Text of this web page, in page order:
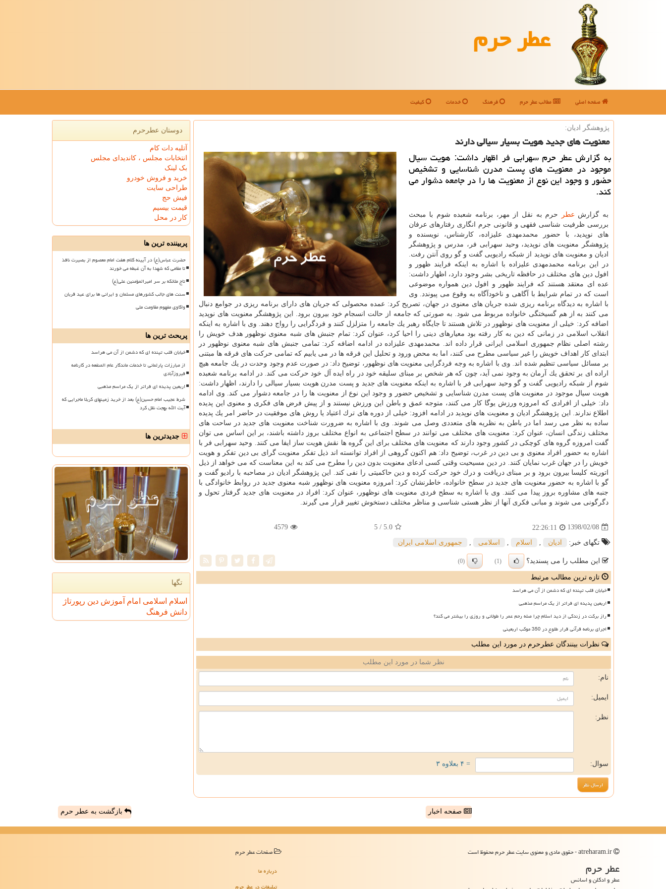
عطر حرم
صفحه اصلی مطالب عطر حرم فرهنگ خدمات کیفیت
پژوهشگر ادیان:
معنویت های جدید هویت بسیار سیالی دارند
به گزارش عطر حرم سهرابی فر اظهار داشت: هویت سیال
موجود در معنویت های پست مدرن شناسایی و تشخیص
حضور و وجود این نوع از معنویت ها را در جامعه دشوار می
كند.
به گزارش عطر
حرم به نقل از مهر، برنامه شعبده شوم با مبحث
بررسی ظرفیت شناسی فقهی و قانونی جرم انگاری رفتارهای عرفان
های نوپدید، با حضور محمدمهدی علیزاده، كارشناس، نویسنده و
پژوهشگر معنویت های نوپدید، وحید سهرابی فر، مدرس و پژوهشگر
ادیان و معنویت های نوپدید از شبكه رادیویی گفت و گو روی آنتن رفت.
در این برنامه محمدمهدی علیزاده با اشاره به اینكه فرایند ظهور و
افول دین های مختلف در حافظه تاریخی بشر وجود دارد، اظهار داشت:
عده ای معتقد هستند كه فرایند ظهور و افول دین همواره موضوعی
است كه در تمام شرایط با آگاهی و ناخودآگاه به وقوع می پیوندد. وی
با اشاره به دیدگاه برنامه ریزی شده جریان های معنوی در جهان، تصریح كرد: عمده محصولی كه جریان های دارای برنامه ریزی در جوامع دنبال
می كنند به از هم گسیختگی خانواده مربوط می شود. به صورتی كه جامعه از حالت انسجام خود بیرون برود. این پژوهشگر معنویت های نوپدید
اضافه كرد: خیلی از معنویت های نوظهور در تلاش هستند تا جایگاه رهبر یك جامعه را متزلزل كنند و فردگرایی را رواج دهند. وی با اشاره به اینكه
انقلاب اسلامی در زمانی كه دین به كار رفته بود معیارهای دینی را احیا كرد، عنوان كرد: تمام جنبش های شبه معنوی نوظهور هدف خویش را
رشته اصلی نظام جمهوری اسلامی ایرانی قرار داده اند. محمدمهدی علیزاده در ادامه اضافه كرد: تمامی جنبش های شبه معنوی نوظهور در
ابتدای كار اهداف خویش را غیر سیاسی مطرح می كنند، اما به محض ورود و تحلیل این فرقه ها در می یابیم كه تمامی حركت های فرقه ها مبتنی
بر مسائل سیاسی تنظیم شده اند. وی با اشاره به وجه فردگرایی معنویت های نوظهور، توضیح داد: در صورت عدم وجود وحدت در یك جامعه هیچ
اراده ای بر تحقق یك آرمان به وجود نمی آید، چون كه هر شخص بر مبنای سلیقه خود در راه ایده آل خود حركت می كند. در ادامه برنامه شعبده
شوم از شبكه رادیویی گفت و گو وحید سهرابی فر با اشاره به اینكه معنویت های جدید و پست مدرن هویت بسیار سیالی را دارند، اظهار داشت:
هویت سیال موجود در معنویت های پست مدرن شناسایی و تشخیص حضور و وجود این نوع از معنویت ها را در جامعه دشوار می كند. وی ادامه
داد: خیلی از افرادی كه امروزه ورزش یوگا كار می كنند، متوجه عمق و باطن این ورزش نیستند و از پیش فرض های فكری و معنوی این پدیده
اطلاع ندارند. این پژوهشگر ادیان و معنویت های نوپدید در ادامه افزود: خیلی از دوره های ترك اعتیاد یا روش های موفقیت در حاضر امر یك پدیده
ساده به نظر می رسد اما در باطن به نظریه های متعددی وصل می شوند. وی با اشاره به ضرورت شناخت معنویت های جدید در ساحت های
مختلف زندگی انسان، عنوان كرد: معنویت های مختلف می توانند در سطح اجتماعی به انواع مختلف بروز داشته باشند، بر این اساس می توان
گفت امروزه گروه های كوچكی در كشور وجود دارند كه معنویت های مختلف برای این گروه ها نقش هویت ساز ایفا می كنند. وحید سهرابی فر با
اشاره به حضور افراد معنوی و بی دین در غرب، توضیح داد: هم اكنون گروهی از افراد توانسته اند ذیل تفكر معنویت گرای بی دین تفكر و هویت
خویش را در جهان غرب نمایان كنند. در دین مسیحیت وقتی كسی ادعای معنویت بدون دین را مطرح می كند به این معناست كه می خواهد از ذیل
اتوریته كلیسا بیرون برود و بر مبنای دریافت و درك خود حركت كرده و دین حاكمیتی را نفی كند. این پژوهشگر ادیان در مصاحبه با رادیو گفت و
گو با اشاره به حضور معنویت های جدید در سطح خانواده، خاطرنشان كرد: امروزه معنویت های نوظهور شبه معنوی جدید در روابط خانوادگی با
جنبه های مشاوره بروز پیدا می كنند. وی با اشاره به سطح فردی معنویت های نوظهور، عنوان كرد: افراد در معنویت های جدید گرفتار تحول و
دگرگونی می شوند و مبانی فكری آنها از نظر هستی شناسی و مناظر مختلف دستخوش تغییر قرار می گیرند.
1398/02/08
22:26:11
5.0
/ 5
4579
تگهای خبر: ادیان اسلام اسلامی جمهوری اسلامی ایران
این مطلب را می پسندید؟ (1)
(0)
تازه ترین مطالب مرتبط
خیابان قلب تپنده ای که دشمن از آن می هراسد
اربعین پدیده ای فراتر از یک مراسم مذهبی
راز برکت در زندگی از دید اسلام چرا صله رحم عمر را طولانی و روزی را بیشتر می کند؟
اجرای برنامه قرآنی قرار طلوع در 350 موکب اربعینی
نظرات بینندگان عطرحرم در مورد این مطلب
نظر شما در مورد این مطلب
نام:
ایمیل:
نظر:
سوال: = ۴ بعلاوه ۳
دوستان عطرحرم
آتلیه دات کام
انتخابات مجلس ، کاندیدای مجلس
بک لینک
خرید و فروش خودرو
طراحی سایت
فیش حج
قیمت بیسیم
کار در محل
پربیننده ترین ها
حضرت عباس(ع) در آیینه کلام هفت امام معصوم از بصیرت نافذ
تا مقامی که شهدا به آن غبطه می خورند
تاج ملائکه بر سر امیرالمؤمنین علی(ع)
سنت های جالب کشورهای مسلمان و ایرانی ها برای عید قربان
واکاوی مفهوم مقاومت ملی
پربحث ترین ها
خیابان قلب تپنده ای که دشمن از آن می هراسد
از مبارزات پارلمانی تا خدمات ماندگار عام المنفعه در کارنامه
فیروزآبادی
اربعین پدیده ای فراتر از یک مراسم مذهبی
شرط عجیب امام حسین(ع) بعد از خرید زمینهای کربلا ماجرایی که
آیت الله بهجت نقل کرد
جدیدترین ها
تگها
اسلام اسلامی امام آموزش دین رپورتاژ
دانش فرهنگ
صفحه اخبار بازگشت به عطر حرم
عطر حرم
عطر و ادکلن و اسانس
صفحات عطر حرم
درباره ما
تبلیغات در عطر حرم